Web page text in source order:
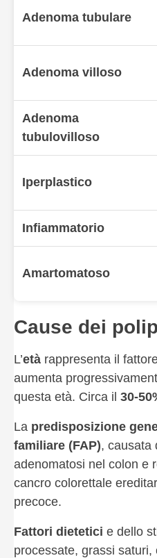
Adenoma tubulare
Adenoma villoso
Adenoma
tubulovilloso
Iperplastico
Infiammatorio
Amartomatoso
Cause dei
L’età rappresenta il
aumenta
questa età. Circa il 30-
La predisposizione
familiare (FAP), causata
adenomatosi nel colon e
cancro colorettale
precoce.
Fattori dietetici e dello
processate, grassi saturi,